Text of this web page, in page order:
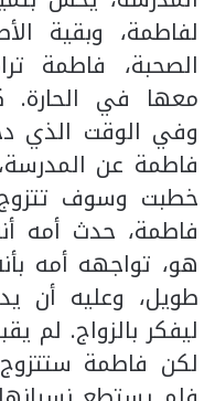
لفاطمة، وبقية
الصحبة، فاطمة
معها في الحارة.
وفي الوقت الذي
فاطمة عن
خطبت وسوف
فاطمة، حدث أمه
هو، تواجهه أمه
طويل، وعليه أن
ليفكر بالزواج. لم
لكن فاطمة